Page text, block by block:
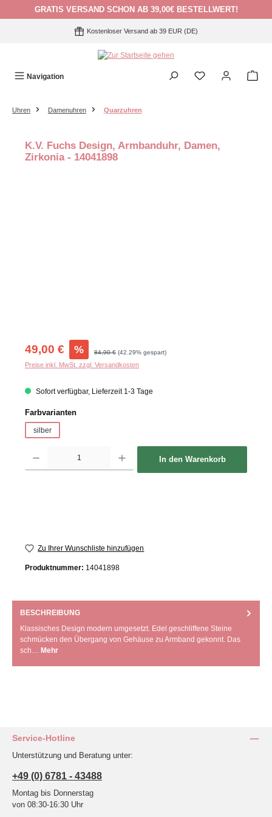
Zum Hauptinhalt springen
GRATIS VERSAND SCHON AB 39,00€ BESTELLWERT!
Kostenloser Versand ab 39 EUR (DE)
Navigation
Uhren Damenuhren Quarzuhren
K.V. Fuchs Design, Armbanduhr, Damen,
Zirkonia - 14041898
Verkaufspreis:
49,00 € % Regulärer Preis:
84,90 € (42.29% gespart)
Preise inkl. MwSt. zzgl. Versandkosten
Sofort verfügbar, Lieferzeit 1-3 Tage
Farbvariantenauswählen
silber
In den Warenkorb
Zu Ihrer Wunschliste hinzufügen
Produktnummer: 14041898
BESCHREIBUNG
Klassisches Design modern umgesetzt. Edel geschliffene Steine
schmücken den Übergang von Gehäuse zu Armband gekonnt. Das
sch… Mehr
Service-Hotline
Unterstützung und Beratung unter:
+49 (0) 6781 - 43488
Montag bis Donnerstag
von 08:30-16:30 Uhr